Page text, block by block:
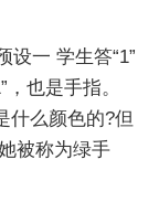
设一 学生答“1”
也是手指。
什么颜色的?但
被称为绿手